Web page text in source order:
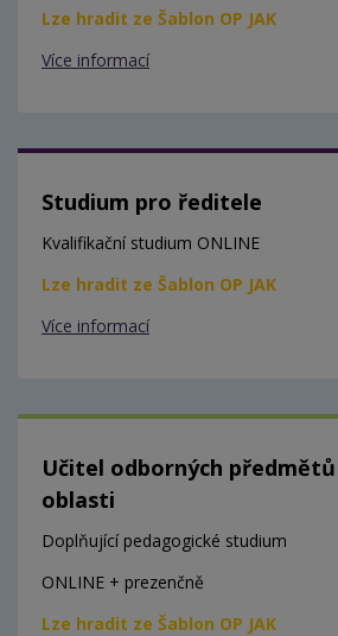
Lze hradit ze Šablon OP JAK
Více informací
Studium pro ředitele
Kvalifikační studium ONLINE
Lze hradit ze Šablon OP JAK
Více informací
Učitel odborných
oblasti
Doplňující pedagogické studium
ONLINE + prezenčně
Lze hradit ze Šablon OP JAK